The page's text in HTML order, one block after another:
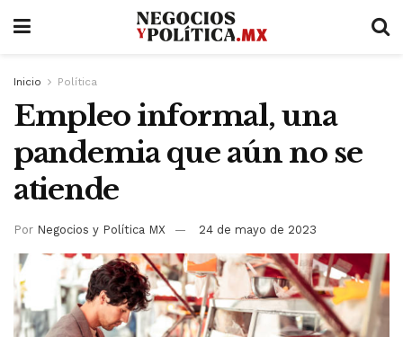
Inicio Política
Empleo informal, una
pandemia que aún no se
atiende
Por Negocios y Política MX 24 de mayo de 2023